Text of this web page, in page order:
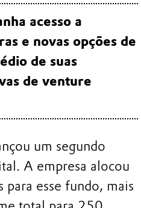
acesso a
e novas opções de
de suas
de venture
um segundo
A empresa alocou
esse fundo, mais